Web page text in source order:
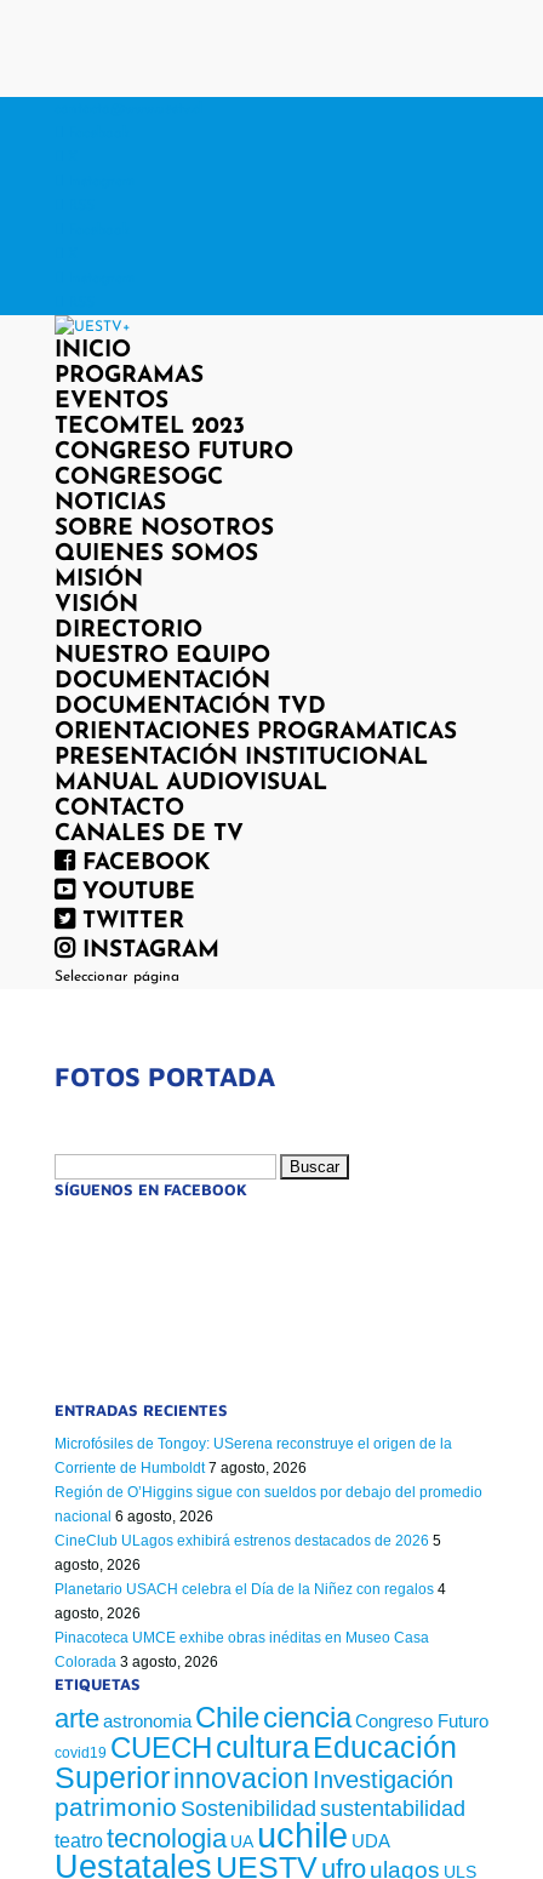
INICIO
PROGRAMAS
EVENTOS
TECOMTEL 2023
CONGRESO FUTURO
CONGRESOGC
NOTICIAS
SOBRE NOSOTROS
QUIENES SOMOS
MISIÓN
VISIÓN
DIRECTORIO
NUESTRO EQUIPO
DOCUMENTACIÓN
DOCUMENTACIÓN TVD
ORIENTACIONES PROGRAMATICAS
PRESENTACIÓN INSTITUCIONAL
MANUAL AUDIOVISUAL
CONTACTO
CANALES DE TV
FACEBOOK
YOUTUBE
TWITTER
INSTAGRAM
Seleccionar página
FOTOS PORTADA
SÍGUENOS EN FACEBOOK
ENTRADAS RECIENTES
Microfósiles de Tongoy: USerena reconstruye el origen de la
Corriente de Humboldt 7 agosto, 2026
Región de O’Higgins sigue con sueldos por debajo del promedio
nacional 6 agosto, 2026
CineClub ULagos exhibirá estrenos destacados de 2026 5
agosto, 2026
Planetario USACH celebra el Día de la Niñez con regalos 4
agosto, 2026
Pinacoteca UMCE exhibe obras inéditas en Museo Casa
Colorada 3 agosto, 2026
ETIQUETAS
arteastronomia Chileciencia Congreso Futuro
covid19 CUECHculturaEducación
Superiorinnovacion Investigación
patrimonio Sostenibilidad sustentabilidad
teatrotecnologia UA uchile UDA
Uestatales UESTVufroulagos ULS